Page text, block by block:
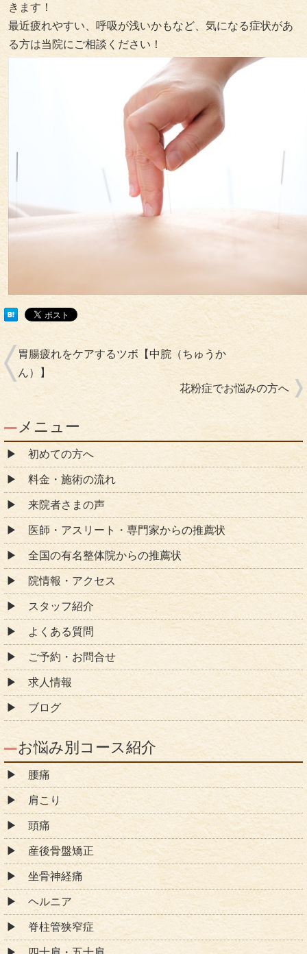
きます！
最近疲れやすい、呼吸が浅いかもなど、気になる症状があ
る方は当院にご相談ください！
胃腸疲れをケアするツボ【中脘（ちゅうか
ん）】
花粉症でお悩みの方へ
メニュー
初めての方へ
料金・施術の流れ
来院者さまの声
医師・アスリート・専門家からの推薦状
全国の有名整体院からの推薦状
院情報・アクセス
スタッフ紹介
よくある質問
ご予約・お問合せ
求人情報
ブログ
お悩み別コース紹介
腰痛
肩こり
頭痛
産後骨盤矯正
坐骨神経痛
ヘルニア
脊柱管狭窄症